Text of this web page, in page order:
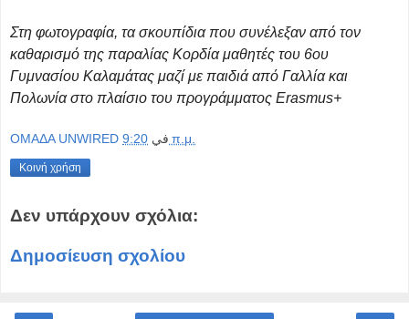
Στη φωτογραφία, τα σκουπίδια που συνέλεξαν από τον
καθαρισμό της παραλίας Κορδία μαθητές του 6ου
Γυμνασίου Καλαμάτας μαζί με παιδιά από Γαλλία και
Πολωνία στο πλαίσιο του προγράμματος Erasmus+
OMAΔΑ UNWIRED في 9:20 π.μ.
Κοινή χρήση
Δεν υπάρχουν σχόλια:
Δημοσίευση σχολίου